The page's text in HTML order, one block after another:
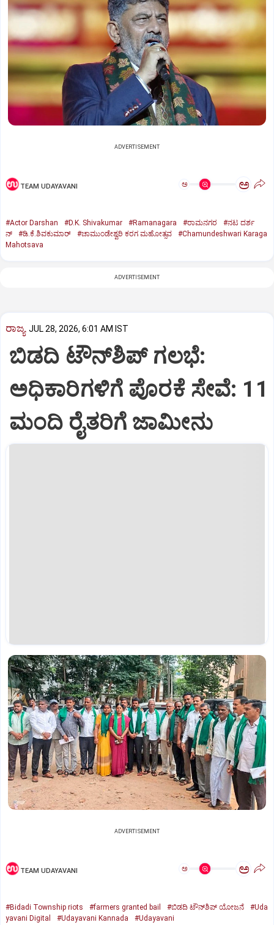
ADVERTISEMENT
TEAM UDAYAVANI ಅ ಅ
#Actor Darshan #D.K. Shivakumar #Ramanagara #ರಾಮನಗರ
#ನಟ ದರ್ಶ
ನ್
#ಡಿ.ಕೆ.ಶಿವಕುಮಾರ್ #ಚಾಮುಂಡೇಶ್ವರಿ ಕರಗ ಮಹೋತ್ಸವ
#Chamundeshwari Karaga
Mahotsava
ADVERTISEMENT
ರಾಜ್ಯ JUL 28, 2026, 6:01 AM IST
ಬಿಡದಿ ಟೌನ್‌ಶಿಪ್‌ ಗಲಭೆ:
ಅಧಿಕಾರಿಗಳಿಗೆ ಪೊರಕೆ ಸೇವೆ: 11
ಮಂದಿ ರೈತರಿಗೆ ಜಾಮೀನು
ADVERTISEMENT
TEAM UDAYAVANI ಅ ಅ
#Bidadi Township riots #farmers granted bail #ಬಿಡದಿ ಟೌನ್‌ಶಿಪ್‌ ಯೋಜನೆ
#Uda
yavani Digital
#Udayavani Kannada #Udayavani